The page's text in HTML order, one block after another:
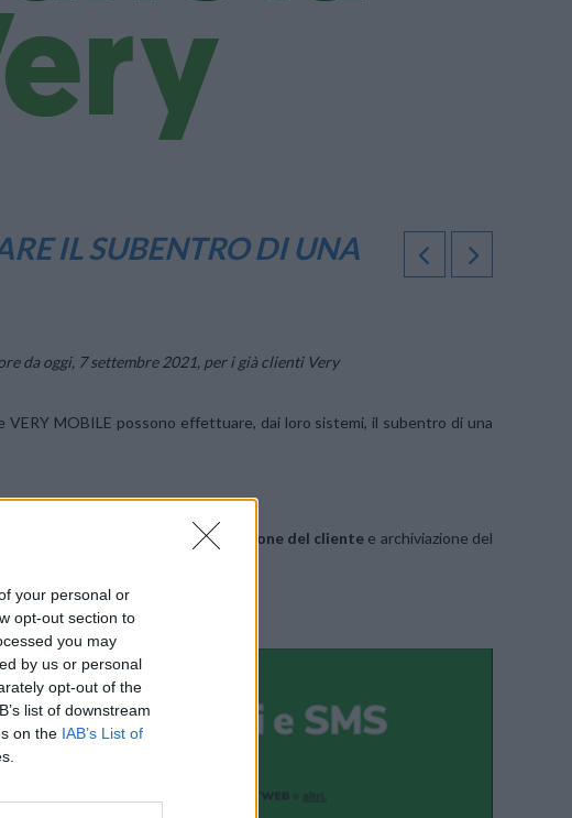
your personal or
opt-out section to
you may
by us or personal
opt-out of the
list of downstream
on the IAB’s List of
IL SUBENTRO DI UNA
da oggi, 7 settembre 2021, per i già clienti Very
MOBILE possono effettuare, dai loro sistemi, il subentro di una
vigenti in tema di identificazione del cliente e archiviazione del
MONDO3 SU FACEBOOK